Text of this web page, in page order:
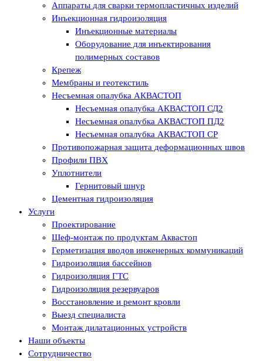
Аппараты для сварки термопластичных изделий
Инъекционная гидроизоляция
Инъекционные материалы
Оборудование для инъектирования
полимерных составов
Крепеж
Мембраны и геотекстиль
Несъемная опалубка АКВАСТОП
Несъемная опалубка АКВАСТОП СД2
Несъемная опалубка АКВАСТОП ПД2
Несъемная опалубка АКВАСТОП СР
Противопожарная защита деформационных швов
Профили ПВХ
Уплотнители
Гернитовый шнур
Цементная гидроизоляция
Услуги
Проектирование
Шеф-монтаж по продуктам Аквастоп
Герметизация вводов инженерных коммуникаций
Гидроизоляция бассейнов
Гидроизоляция ГТС
Гидроизоляция резервуаров
Восстановление и ремонт кровли
Выезд специалиста
Монтаж дилатационных устройств
Наши объекты
Сотрудничество